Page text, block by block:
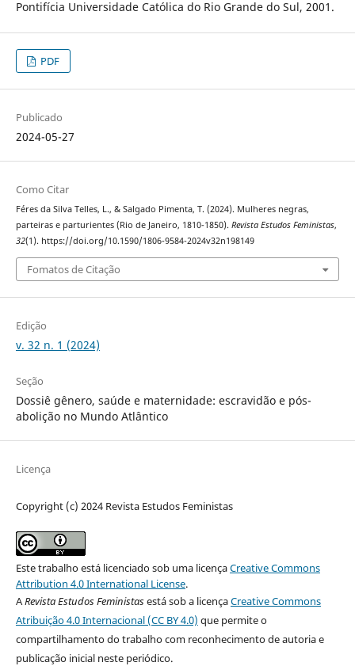
Pontifícia Universidade Católica do Rio Grande do Sul, 2001.
PDF
Publicado
2024-05-27
Como Citar
Féres da Silva Telles, L., & Salgado Pimenta, T. (2024). Mulheres negras,
parteiras e parturientes (Rio de Janeiro, 1810-1850). Revista Estudos Feministas,
32(1). https://doi.org/10.1590/1806-9584-2024v32n198149
Fomatos de Citação
Edição
v. 32 n. 1 (2024)
Seção
Dossiê gênero, saúde e maternidade: escravidão e pós-
abolição no Mundo Atlântico
Licença
Copyright (c) 2024 Revista Estudos Feministas
Este trabalho está licenciado sob uma licençaCreative Commons
Attribution 4.0 International License.
ARevista Estudos Feministasestá sob a licençaCreative Commons
Atribuição 4.0 Internacional (CC BY 4.0) que permite o
compartilhamento do trabalho com reconhecimento de autoria e
publicação inicial neste periódico.